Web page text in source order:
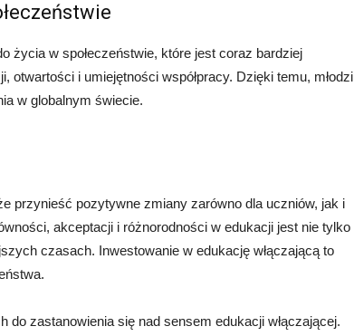
życia w społeczeństwie, które jest coraz bardziej
otwartości i umiejętności współpracy. Dzięki temu, młodzi
w globalnym świecie.
przynieść pozytywne zmiany zarówno dla uczniów, jak i
akceptacji i różnorodności w edukacji jest nie tylko
czasach. Inwestowanie w edukację włączającą to
do zastanowienia się nad sensem edukacji włączającej.